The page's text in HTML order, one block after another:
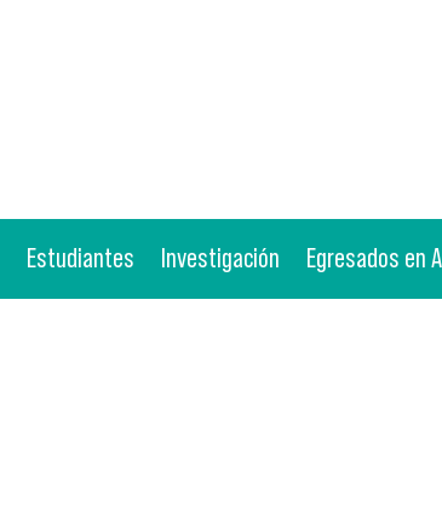
Estudiantes Investigación Egresados en